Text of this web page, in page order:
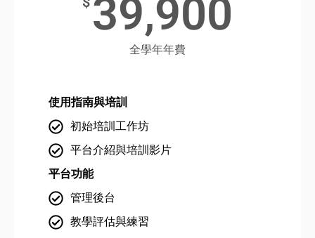
39,900
全學年年費
使用指南與培訓
初始培訓工作坊
平台介紹與培訓影片
平台功能
管理後台
教學評估與練習